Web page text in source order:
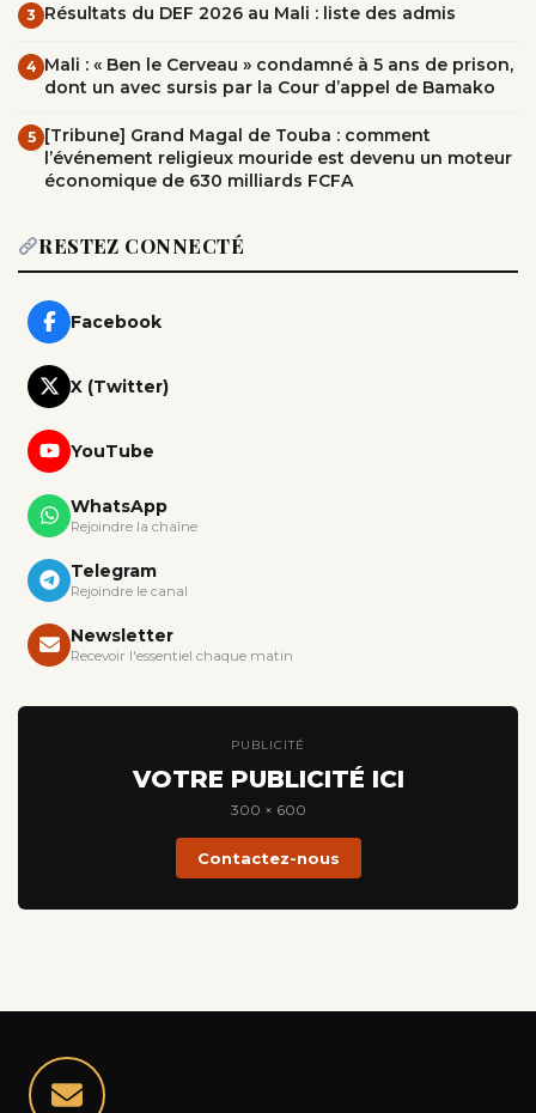
3 Résultats du DEF 2026 au Mali : liste des admis
4 Mali : « Ben le Cerveau » condamné à 5 ans de prison,
dont un avec sursis par la Cour d’appel de Bamako
5 [Tribune] Grand Magal de Touba : comment
l’événement religieux mouride est devenu un moteur
économique de 630 milliards FCFA
RESTEZ CONNECTÉ
Facebook
X (Twitter)
YouTube
WhatsApp
Rejoindre la chaîne
Telegram
Rejoindre le canal
Newsletter
Recevoir l'essentiel chaque matin
PUBLICITÉ
VOTRE PUBLICITÉ ICI
300 × 600
Contactez-nous